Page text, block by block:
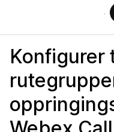
Konfigurer